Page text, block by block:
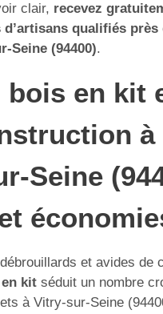
clair, recevez
d’artisans qualifiés près
Seine (94400).
bois en kit
à
Seine
et avides de
kit séduit un nombre
à Vitry-sur-Seine